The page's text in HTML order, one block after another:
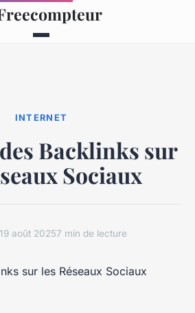
INTERNET
Backlinks sur
Sociaux
19 août 20257 min de lecture